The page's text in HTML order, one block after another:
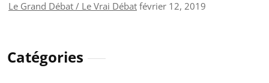
Le Grand Débat / Le Vrai Débat février 12, 2019
Catégories